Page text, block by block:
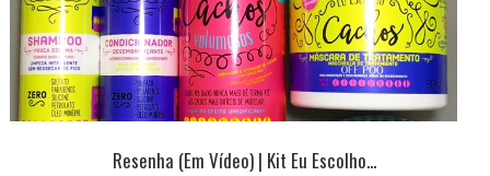
Resenha (em Vídeo) | Kit Eu Escolho...